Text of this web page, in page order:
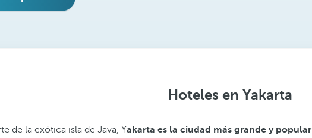
Hoteles en Yakarta
de la exótica isla de Java, Yakarta es la ciudad más grande y popular